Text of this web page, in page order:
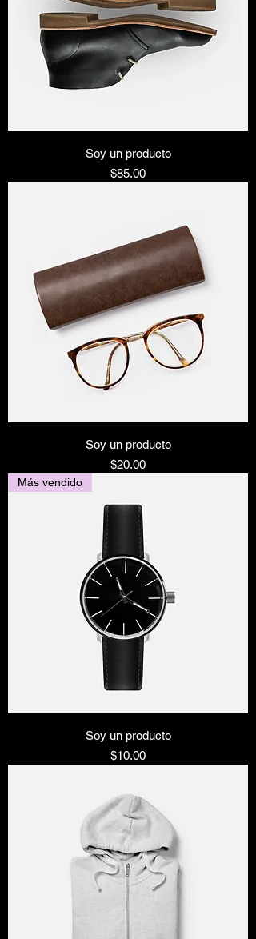
Soy un producto
Precio
$85.00
Soy un producto
Precio
$20.00
Más vendido
Soy un producto
Precio
$10.00